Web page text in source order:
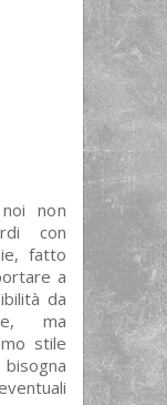
non
con
fatto
a
da
ma
stile